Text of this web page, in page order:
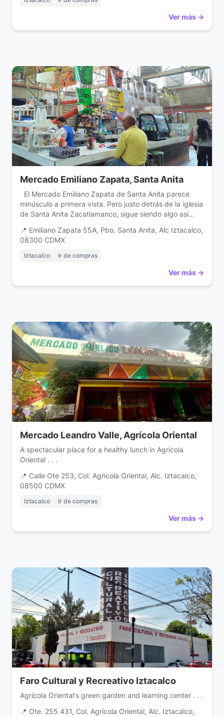
Ver más →
Mercado Emiliano Zapata, Santa Anita
El Mercado Emiliano Zapata de Santa Anita parece
minúsculo a primera vista. Pero justo detrás de la iglesia
de Santa Anita Zacatlamanco, sigue siendo algo así
asentamientos originales de Iztacalco, es posiblemente
el más conocido de los antiguos pueblos que rodeaban
Tenochtitlan. El mercado […]
📍 Emiliano Zapata 55A, Pbo. Santa Anita, Alc Iztacalco,
08300 CDMX
Iztacalco Ir de compras
Ver más →
Mercado Leandro Valle, Agrícola Oriental
A spectacular place for a healthy lunch in Agrícola
Oriental . . .
📍 Calle Ote 253, Col. Agrícola Oriental, Alc. Iztacalco,
08500 CDMX
Iztacalco Ir de compras
Ver más →
Faro Cultural y Recreativo Iztacalco
Agrícola Oriental's green garden and learning center . . .
📍 Ote. 255 431, Col. Agrícola Oriental, Alc. Iztacalco,